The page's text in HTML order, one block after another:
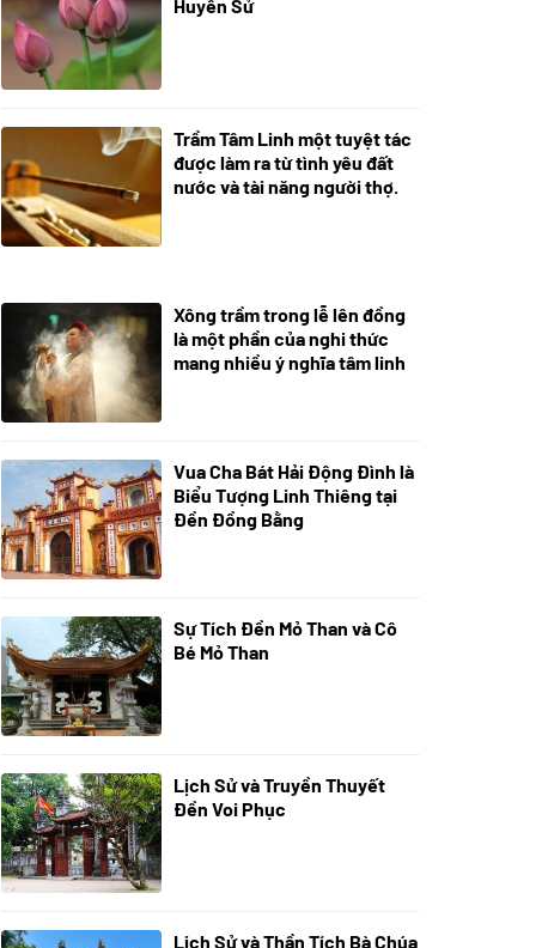
Huyền Sử
09/06/2024
Trầm Tâm Linh một tuyệt tác
được làm ra từ tình yêu đất
nước và tài năng người thợ.
21/07/2024
Xông trầm trong lễ lên đồng
là một phần của nghi thức
mang nhiều ý nghĩa tâm linh
08/07/2024
Vua Cha Bát Hải Động Đình là
Biểu Tượng Linh Thiêng tại
Đền Đồng Bằng
08/07/2024
Sự Tích Đền Mỏ Than và Cô
Bé Mỏ Than
07/07/2024
Lịch Sử và Truyền Thuyết
Đền Voi Phục
Lịch Sử và Thần Tích Bà Chúa